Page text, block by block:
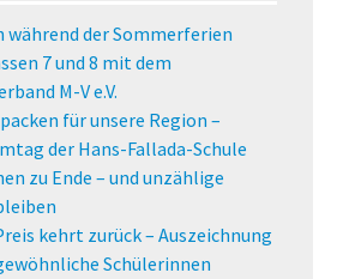
während der Sommerferien
7 und 8 mit dem
M-V e.V.
für unsere Region –
der Hans-Fallada-Schule
zu Ende – und unzählige
kehrt zurück – Auszeichnung
Schülerinnen